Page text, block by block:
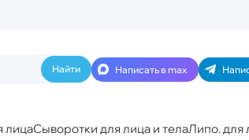
Написать в max
лицаСыворотки для лица и телаЛипо. для